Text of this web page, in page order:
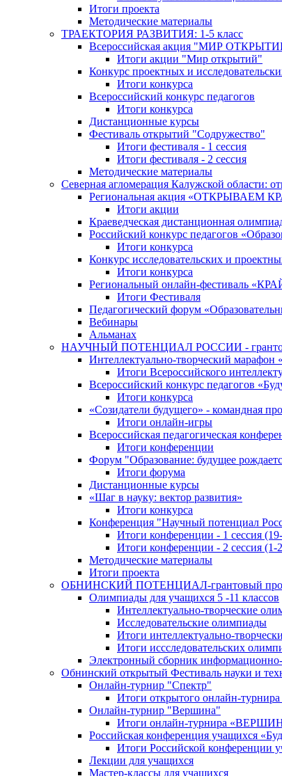
Итоги проекта
Методические материалы
ТРАЕКТОРИЯ РАЗВИТИЯ: 1-5 класс
Всероссийская акция "МИР
Итоги акции "Мир открытий"
Конкурс проектных и
Итоги конкурса
Всероссийский конкурс педагогов
Итоги конкурса
Дистанционные курсы
Фестиваль открытий "Содружество"
Итоги фестиваля - 1 сессия
Итоги фестиваля - 2 сессия
Методические материалы
Северная агломерация Калужской области:
Региональная акция «ОТКРЫВАЕМ
Итоги акции
Краеведческая дистанционная
Российский конкурс педагогов
Итоги конкурса
Конкурс исследовательских и
Итоги конкурса
Региональный онлайн-фестиваль
Итоги Фестиваля
Педагогический форум
Вебинары
Альманах
НАУЧНЫЙ ПОТЕНЦИАЛ РОССИИ -
Интеллектуально-творческий
Итоги Всероссийского
Всероссийский конкурс педагогов
Итоги конкурса
«Cозидатели будущего» - командная
Итоги онлайн-игры
Всероссийская педагогическая
Итоги конференции
Форум "Образование: будущее
Итоги форума
Дистанционные курсы
«Шаг в науку: вектор развития»
Итоги конкурса
Конференция "Научный потенциал
Итоги конференции - 1 сессия
Итоги конференции - 2 сессия (1-
Методические материалы
Итоги проекта
ОБНИНСКИЙ ПОТЕНЦИАЛ-грантовый
Олимпиады для учащихся 5 -11 классов
Интеллектуально-творческие
Исследовательские олимпиады
Итоги интеллектуально-
Итоги иссследовательских
Электронный сборник информационно-
Обнинский открытый Фестиваль науки и
Онлайн-турнир "Спектр"
Итоги открытого онлайн-
Онлайн-турнир "Вершина"
Итоги онлайн-турнира
Российская конференция учащихся
Итоги Российской конференции
Лекции для учащихся
Мастер-классы для учащихся